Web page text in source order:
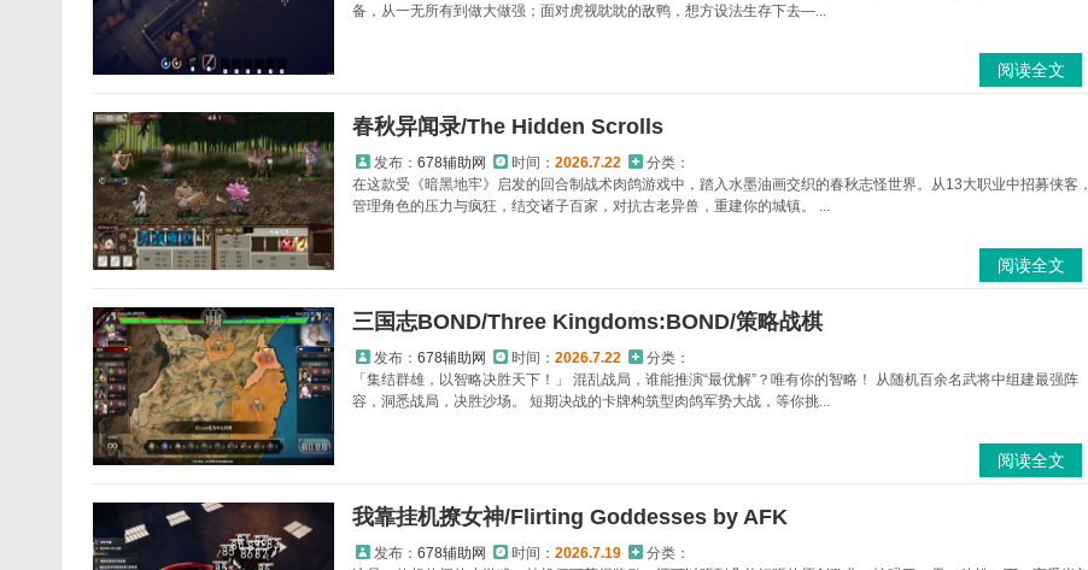
备，从一无所有到做大做强；面对虎视眈眈的敌鸭，想方设法生存下去—...
阅读全文
春秋异闻录/The Hidden Scrolls
发布： 678辅助网 时间： 2026.7.22
分类：
在这款受《暗黑地牢》启发的回合制战术肉鸽游戏中，踏入水墨油画交织的春秋志怪世界。从13大职业中招募侠客，
管理角色的压力与疯狂，结交诸子百家，对抗古老异兽，重建你的城镇。 ...
阅读全文
三国志BOND/Three Kingdoms:BOND/策略战棋
发布： 678辅助网 时间： 2026.7.22
分类：
「集结群雄，以智略决胜天下！」 混乱战局，谁能推演“最优解”？唯有你的智略！ 从随机百余名武将中组建最强阵
容，洞悉战局，决胜沙场。 短期决战的卡牌构筑型肉鸽军势大战，等你挑...
阅读全文
我靠挂机撩女神/Flirting Goddesses by AFK
发布： 678辅助网 时间： 2026.7.19
分类：